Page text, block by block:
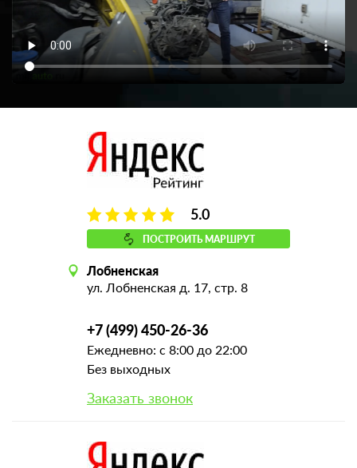
5.0
ПОСТРОИТЬ МАРШРУТ
Лобненская
ул. Лобненская д. 17, стр. 8
+7 (499) 450-26-36
Ежедневно: с 8:00 до 22:00
Без выходных
Заказать звонок